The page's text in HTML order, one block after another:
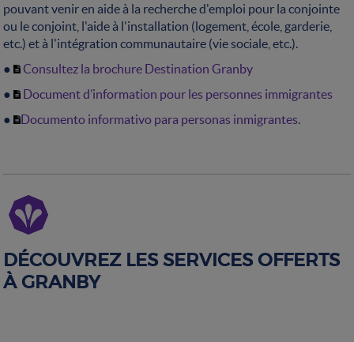
pouvant venir en aide à la recherche d'emploi pour la conjointe
ou le conjoint, l'aide à l'installation (logement, école, garderie,
etc.) et à l'intégration communautaire (vie sociale, etc.).
●
Consultez la brochure Destination Granby
●
Document d’information pour les personnes immigrantes
●
Documento informativo para personas inmigrantes.
DÉCOUVREZ LES SERVICES OFFERTS
À GRANBY